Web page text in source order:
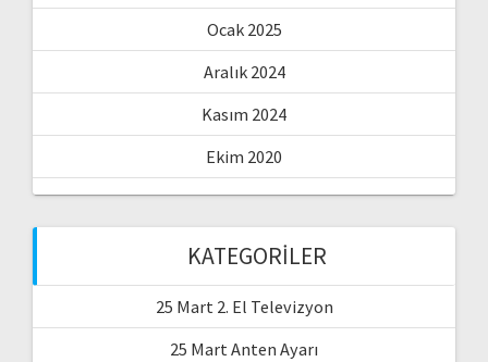
Ocak 2025
Aralık 2024
Kasım 2024
Ekim 2020
KATEGORILER
25 Mart 2. El Televizyon
25 Mart Anten Ayarı